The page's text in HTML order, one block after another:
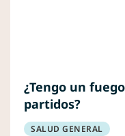
¿Tengo un
partidos?
SALUD GENERAL